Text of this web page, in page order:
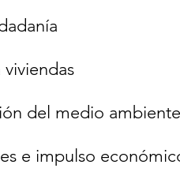
viviendas
del medio
e impulso